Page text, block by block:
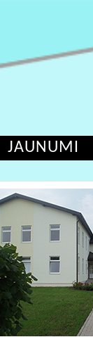
JAUNUMI